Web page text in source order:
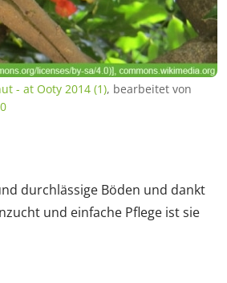
- at Ooty 2014 (1), bearbeitet von
durchlässige Böden und dankt
und einfache Pflege ist sie